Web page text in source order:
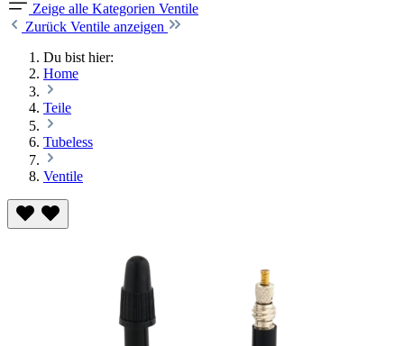
Zeige alle Kategorien Ventile
Zurück Ventile anzeigen
Du bist hier:
Home
Teile
Tubeless
Ventile